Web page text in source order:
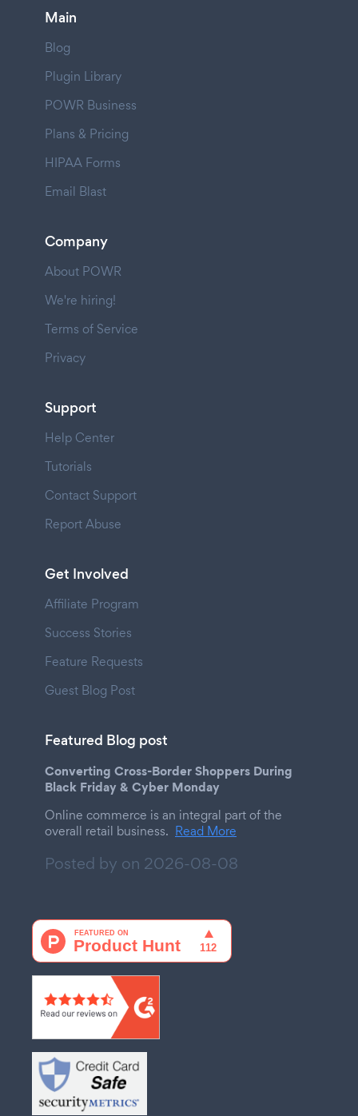
Main
Blog
Plugin Library
POWR Business
Plans & Pricing
HIPAA Forms
Email Blast
Company
About POWR
We're hiring!
Terms of Service
Privacy
Support
Help Center
Tutorials
Contact Support
Report Abuse
Get Involved
Affiliate Program
Success Stories
Feature Requests
Guest Blog Post
Featured Blog post
Converting Cross-Border Shoppers During
Black Friday & Cyber Monday
Online commerce is an integral part of the
overall retail business. Read More
Posted by on 2026-08-08